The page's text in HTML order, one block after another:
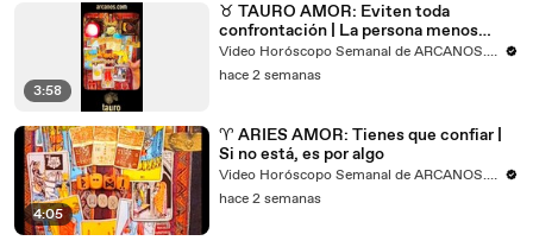
3:58
♉ TAURO AMOR: Eviten toda
confrontación | La persona menos
esperada será la clave
Video Horóscopo Semanal de ARCANOS.COM
hace 2 semanas
4:05
♈ ARIES AMOR: Tienes que confiar |
Si no está, es por algo
Video Horóscopo Semanal de ARCANOS.COM
hace 2 semanas